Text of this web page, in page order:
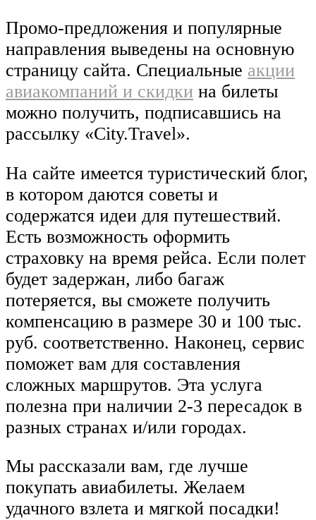
Промо-предложения и популярные
направления выведены на основную
страницу сайта. Специальные акции
авиакомпаний и скидки на билеты
можно получить, подписавшись на
рассылку «City.Travel».
На сайте имеется туристический блог,
в котором даются советы и
содержатся идеи для путешествий.
Есть возможность оформить
страховку на время рейса. Если полет
будет задержан, либо багаж
потеряется, вы сможете получить
компенсацию в размере 30 и 100 тыс.
руб. соответственно. Наконец, сервис
поможет вам для составления
сложных маршрутов. Эта услуга
полезна при наличии 2-3 пересадок в
разных странах и/или городах.
Мы рассказали вам, где лучше
покупать авиабилеты. Желаем
удачного взлета и мягкой посадки!